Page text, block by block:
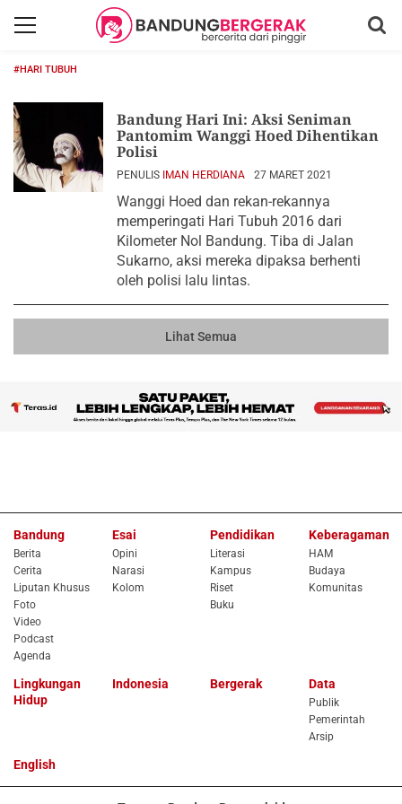
#HARI TUBUH
Bandung Hari Ini: Aksi Seniman
Pantomim Wanggi Hoed Dihentikan
Polisi
PENULIS IMAN HERDIANA 27 MARET 2021
Wanggi Hoed dan rekan-rekannya
memperingati Hari Tubuh 2016 dari
Kilometer Nol Bandung. Tiba di Jalan
Sukarno, aksi mereka dipaksa berhenti
oleh polisi lalu lintas.
Lihat Semua
Bandung
Berita
Cerita
Liputan Khusus
Foto
Video
Podcast
Agenda
Esai
Opini
Narasi
Kolom
Pendidikan
Literasi
Kampus
Riset
Buku
Keberagaman
HAM
Budaya
Komunitas
Lingkungan
Hidup
Indonesia Bergerak Data
Publik
Pemerintah
Arsip
English